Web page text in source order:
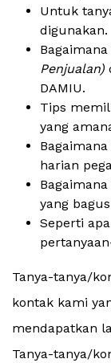
Untuk
digunakan.
Penjualan)
DAMIU.
Tips
yang
harian
yang
Seperti
Tanya-tanya/
kontak kami
mendapatkan
Tanya-tanya/